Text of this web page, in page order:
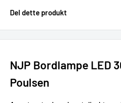
Del dette produkt
NJP Bordlampe LED
Poulsen